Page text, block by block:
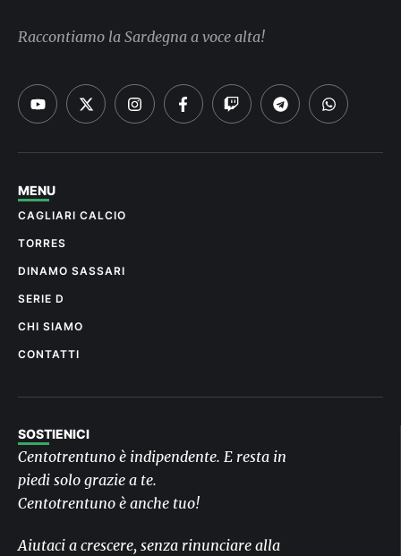
Raccontiamo la Sardegna a voce alta!
MENU
CAGLIARI CALCIO
TORRES
DINAMO SASSARI
SERIE D
CHI SIAMO
CONTATTI
SOSTIENICI
Centotrentuno è indipendente. E resta in
piedi solo grazie a te.
Centotrentuno è anche tuo!
Aiutaci a crescere, senza rinunciare alla